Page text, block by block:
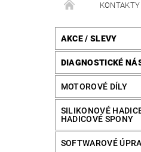
KONTAKTY
AKCE / SLEVY
DIAGNOSTICKÉ
MOTOROVÉ DÍLY
SILIKONOVÉ
HADICOVÉ SPONY
SOFTWAROVÉ